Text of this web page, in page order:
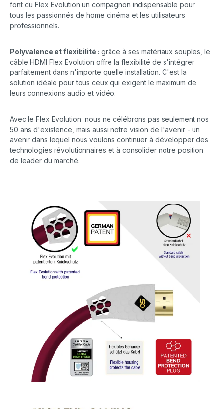
font du Flex Evolution un compagnon indispensable pour
tous les passionnés de home cinéma et les utilisateurs
professionnels.
Polyvalence et flexibilité : grâce à ses matériaux souples, le
câble HDMI Flex Evolution offre la flexibilité de s'intégrer
parfaitement dans n'importe quelle installation. C'est la
solution idéale pour tous ceux qui exigent le maximum de
leurs connexions audio et vidéo.
Avec le Flex Evolution, nous ne célébrons pas seulement nos
50 ans d'existence, mais aussi notre vision de l'avenir - un
avenir dans lequel nous voulons continuer à développer des
technologies révolutionnaires et à consolider notre position
de leader du marché.